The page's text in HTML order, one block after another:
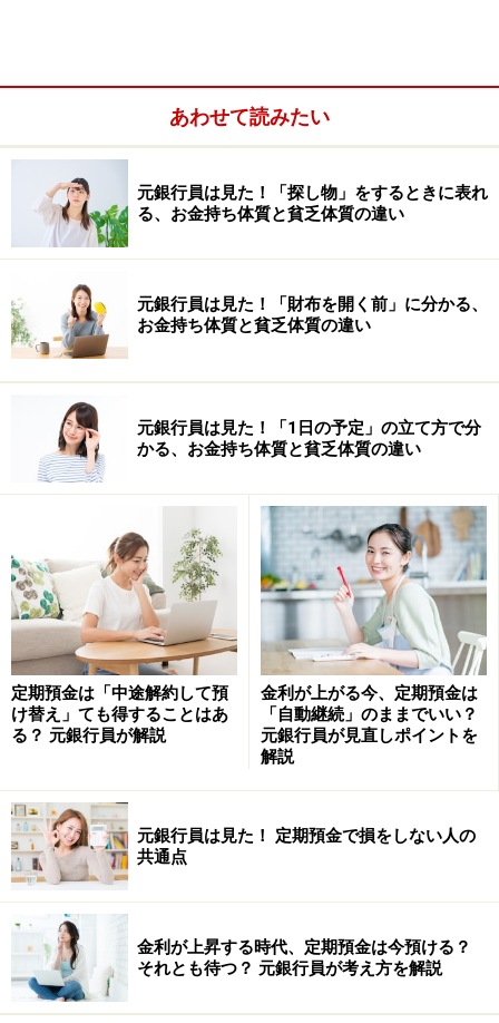
自分の意識からネガティブな意識を消すよう、ポジティ
ブな言葉を使っているのです。
人の悪口や不幸話は盛り上がりますが、基本的にNG。ネガ
ティブな会話からはネガティブなことしか生まれないからで
す。常にポジティブな言葉を口にし、運を味方につけていき
ましょう
お金持ちが会話に出さないことってなに？
お金持ち、いわゆるセレブといわれている人の会話の内
容は、仕事の話はもちろんのこと、趣味の話、おいしい
レストランの話、演劇の話など、いろいろです。
私たちの多くが口にしてしまいがちな、「お金がない」
「宝くじが1億円当たったら○○したい」などの、ネガテ
ィブ＆空想の話はしません。
もちろん、お金持ち、セレブの人も、お金の話が大好き
な人は多いのですが、「為替はどう動くと思う？」や
あわせて読みたい
元銀行員は見た！「探し物」をするときに表れ
る、お金持ち体質と貧乏体質の違い
元銀行員は見た！「財布を開く前」に分かる、
お金持ち体質と貧乏体質の違い
元銀行員は見た！「1日の予定」の立て方で分
かる、お金持ち体質と貧乏体質の違い
定期預金は「中途解約して預
け替え」ても得することはあ
る？ 元銀行員が解説
金利が上がる今、定期預金は
「自動継続」のままでいい？
元銀行員が見直しポイントを
解説
元銀行員は見た！ 定期預金で損をしない人の
共通点
金利が上昇する時代、定期預金は今預ける？
それとも待つ？ 元銀行員が考え方を解説